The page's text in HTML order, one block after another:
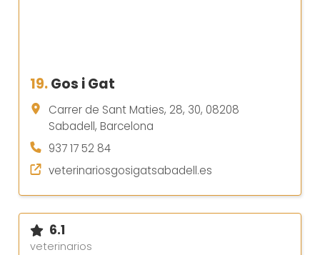
19.Gos i Gat
Carrer de Sant Maties, 28, 30, 08208
Sabadell, Barcelona
937 17 52 84
veterinariosgosigatsabadell.es
6.1
veterinarios